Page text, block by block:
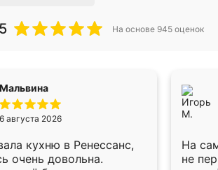
На основе 945 оценок
Мальвина
6 августа 2026
кухню в Ренессанс,
очень довольна.
На
не